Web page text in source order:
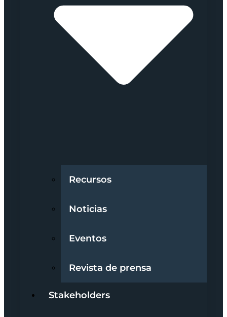
Recursos
Noticias
Eventos
Revista de prensa
Stakeholders